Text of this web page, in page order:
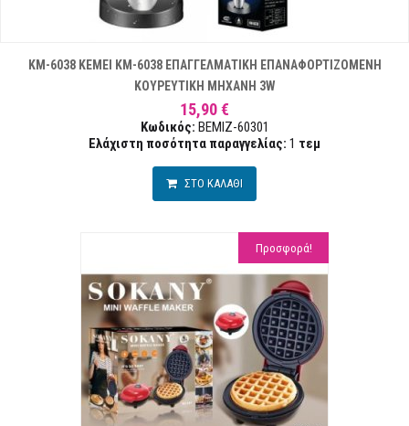
ΚΜ-6038 KEMEI KM-6038 ΕΠΑΓΓΕΛΜΑΤΙΚΗ ΕΠΑΝΑΦΟΡΤΙΖΟΜΕΝΗ
ΚΟΥΡΕΥΤΙΚΗ ΜΗΧΑΝΗ 3W
15,90 €
Κωδικός: BEMIZ-60301
Ελάχιστη ποσότητα παραγγελίας: 1 τεμ
ΣΤΟ ΚΑΛΑΘΙ
Προσφορά!